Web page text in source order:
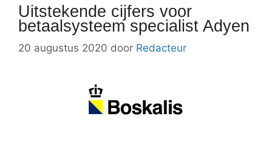
Uitstekende cijfers voor
betaalsysteem specialist Adyen
20 augustus 2020 door Redacteur